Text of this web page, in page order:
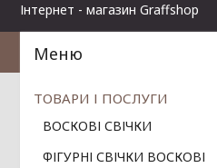
Інтернет - магазин Graffshop
ТОВАРИ І ПОСЛУГИ
ВОСКОВІ СВІЧКИ
ФІГУРНІ СВІЧКИ ВОСКОВІ